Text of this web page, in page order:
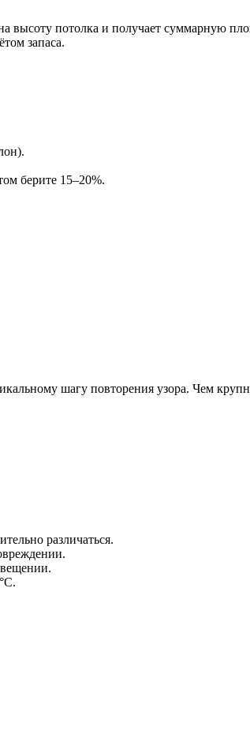
потолка и получает суммарную
запаса.
берите 15–20%.
шагу повторения узора. Чем
различаться.